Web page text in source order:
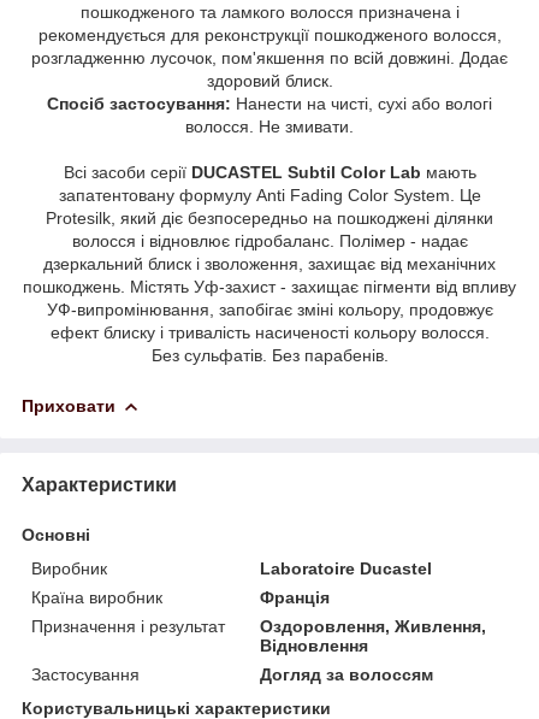
пошкодженого та ламкого волосся призначена і
рекомендується для реконструкції пошкодженого волосся,
розгладженню лусочок, пом'якшення по всій довжині. Додає
здоровий блиск.
Спосіб застосування: Нанести на чисті, сухі або вологі
волосся. Не змивати.
Всі засоби серії DUCASTEL Subtil Color Lab мають
запатентовану формулу Anti Fading Color System. Це
Protesilk, який діє безпосередньо на пошкоджені ділянки
волосся і відновлює гідробаланс. Полімер - надає
дзеркальний блиск і зволоження, захищає від механічних
пошкоджень. Містять Уф-захист - захищає пігменти від впливу
УФ-випромінювання, запобігає зміні кольору, продовжує
ефект блиску і тривалість насиченості кольору волосся.
Без сульфатів. Без парабенів.
Приховати
Характеристики
Основні
Виробник
Laboratoire Ducastel
Країна виробник
Франція
Призначення і результат
Оздоровлення, Живлення,
Відновлення
Застосування
Догляд за волоссям
Користувальницькі характеристики